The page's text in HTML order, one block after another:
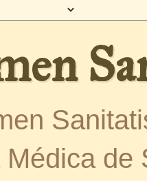
Médica de